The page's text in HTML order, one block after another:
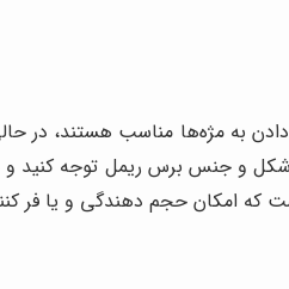
به مژه‌ها مناسب هستند، در
و جنس برس ریمل توجه کنید و
امکان حجم دهندگی و یا فر